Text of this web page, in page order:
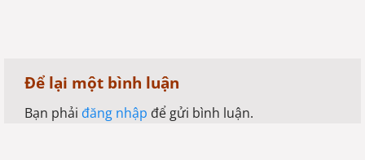
Để lại một bình luận
Bạn phải đăng nhập để gửi bình luận.